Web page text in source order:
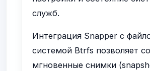
служб.
Интеграция Snapper с
системой Btrfs позволяет
мгновенные снимки